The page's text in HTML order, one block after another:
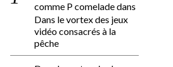
comme P comeladedans
Dans le vortex des jeux
vidéo consacrés à la
pêche